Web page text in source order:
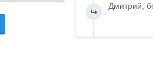
Дмитрий,